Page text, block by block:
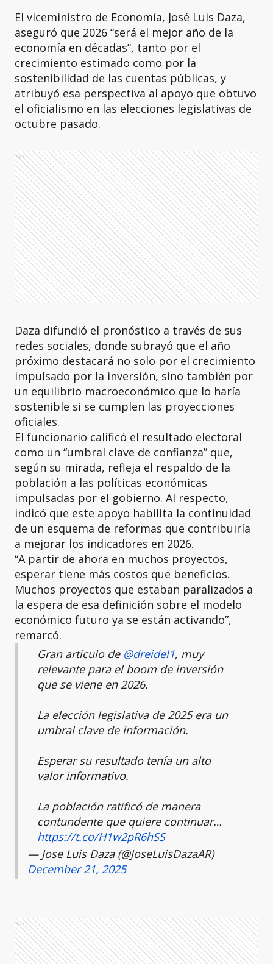
El viceministro de Economía, José Luis Daza,
aseguró que 2026 “será el mejor año de la
economía en décadas”, tanto por el
crecimiento estimado como por la
sostenibilidad de las cuentas públicas, y
atribuyó esa perspectiva al apoyo que obtuvo
el oficialismo en las elecciones legislativas de
octubre pasado.
Ads
Daza difundió el pronóstico a través de sus
redes sociales, donde subrayó que el año
próximo destacará no solo por el crecimiento
impulsado por la inversión, sino también por
un equilibrio macroeconómico que lo haría
sostenible si se cumplen las proyecciones
oficiales.
El funcionario calificó el resultado electoral
como un “umbral clave de confianza” que,
según su mirada, refleja el respaldo de la
población a las políticas económicas
impulsadas por el gobierno. Al respecto,
indicó que este apoyo habilita la continuidad
de un esquema de reformas que contribuiría
a mejorar los indicadores en 2026.
“A partir de ahora en muchos proyectos,
esperar tiene más costos que beneficios.
Muchos proyectos que estaban paralizados a
la espera de esa definición sobre el modelo
económico futuro ya se están activando”,
remarcó.
Gran artículo de @dreidel1, muy
relevante para el boom de inversión
que se viene en 2026.
La elección legislativa de 2025 era un
umbral clave de información.
Esperar su resultado tenía un alto
valor informativo.
La población ratificó de manera
contundente que quiere continuar…
https://t.co/H1w2pR6hSS
— Jose Luis Daza (@JoseLuisDazaAR)
December 21, 2025
Ads